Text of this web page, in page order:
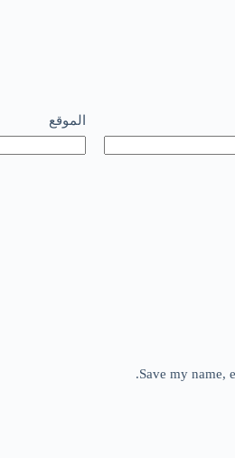
الموقع
Save my name,